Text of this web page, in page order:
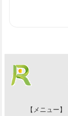
【メニュー】